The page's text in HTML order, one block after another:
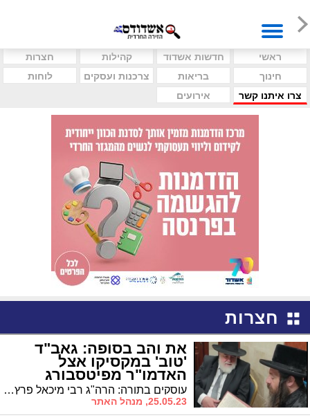
ראשי חדשות אשדוד קהילות
חצרות
חינוך
בריאות צרכנות ועסקים
לוחות
צרו איתנו קשר
אירועים
חצרות
את והב בסופה: גאב"ד
'טוב' במקסיקו אצל
האדמו"ר מפיטסבורג
עוסקים בתורה: הרה"ג רבי מיכאל פרץ רב ק"ק "טוב" במקסיקו נפגש עם האדמו"ר מפיטסבורג
25.05.23, מנהל האתר